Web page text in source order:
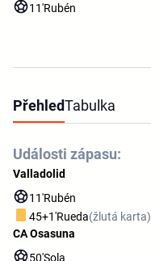
11'Rubén
PřehledTabulka
Události zápasu:
Valladolid
11'Rubén
45+1'Rueda(žlutá karta)
CA Osasuna
50'Sola